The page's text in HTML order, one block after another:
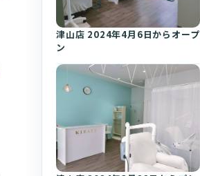
津山店 2024年4月6日からオープ
ン